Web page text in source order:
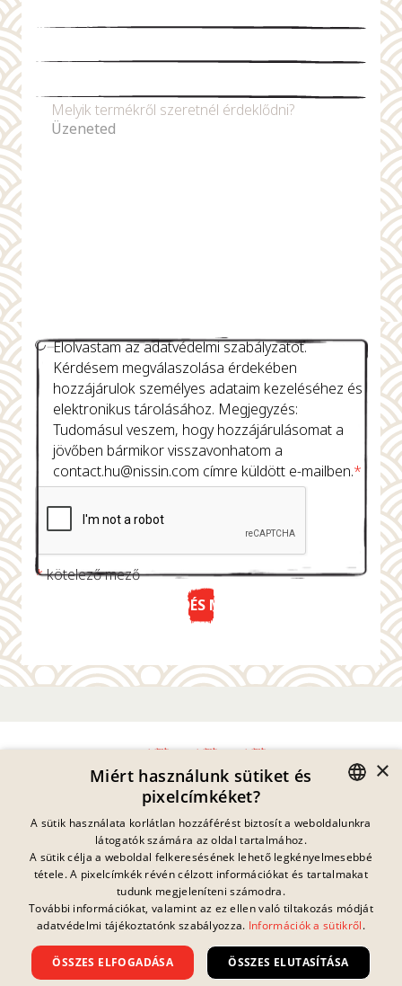
Melyik termékről szeretnél érdeklődni?
Elolvastam az adatvédelmi szabályzatot.
Kérdésem megválaszolása érdekében
hozzájárulok személyes adataim kezeléséhez és
elektronikus tárolásához. Megjegyzés:
Tudomásul veszem, hogy hozzájárulásomat a
jövőben bármikor visszavonhatom a
contact.hu@nissin.com címre küldött e-mailben.*
*kötelező mező
KÜLDÉS MOST
Adatvédelmi Nyilatkozat
Impresszum
Jogi Információk
Kapcsolat
Sütik
GYIK
Letöltések
Visszaélés Bejelentés
Jelenleg nincs
folyamatban lévő
nyereményjáték.
Általános Szerződési Feltételek
GERMAN
FRENCH
DANISH
HUNGARIAN
×
Miért használunk sütiket és
pixelcímkéket?
A sütik használata korlátlan hozzáférést biztosít a weboldalunkra
látogatók számára az oldal tartalmához.
A sütik célja a weboldal felkeresésének lehető legkényelmesebbé
tétele. A pixelcímkék révén célzott információkat és tartalmakat
tudunk megjeleníteni számodra.
További információkat, valamint az ez ellen való tiltakozás módját
adatvédelmi tájékoztatónk szabályozza. Információk a sütikről.
ÖSSZES ELFOGADÁSA ÖSSZES ELUTASÍTÁSA